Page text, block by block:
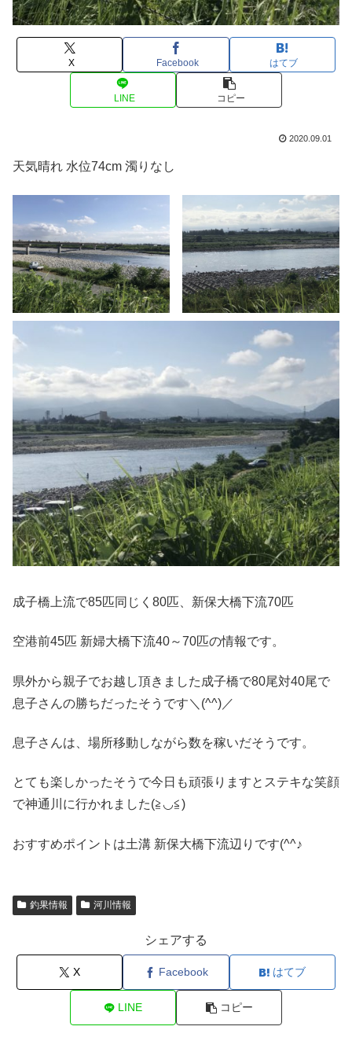
X Facebook はてブ
LINE コピー
2020.09.01
天気晴れ 水位74cm 濁りなし
成子橋上流で85匹同じく80匹、新保大橋下流70匹
空港前45匹 新婦大橋下流40～70匹の情報です。
県外から親子でお越し頂きました成子橋で80尾対40尾で
息子さんの勝ちだったそうです＼(^^)／
息子さんは、場所移動しながら数を稼いだそうです。
とても楽しかったそうで今日も頑張りますとステキな笑顔
で神通川に行かれました(≧◡≦)
おすすめポイントは土溝 新保大橋下流辺りです(^^♪
釣果情報 河川情報
シェアする
X Facebook はてブ
LINE コピー